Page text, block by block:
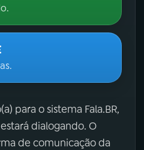
para o sistema Fala.BR,
dialogando. O
de comunicação da